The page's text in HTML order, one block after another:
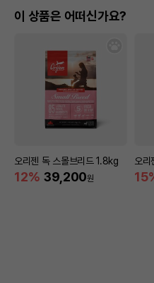
이 상품은 어떠신가요?
오리젠 독 스몰브리드 1.8kg
12% 39,200원
오